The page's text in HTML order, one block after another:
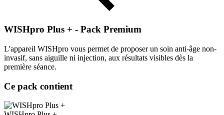
WISHpro Plus + - Pack Premium
L'appareil WISHpro vous permet de proposer un soin anti-âge non-
invasif, sans aiguille ni injection, aux résultats visibles dès la
première séance.
Ce pack contient